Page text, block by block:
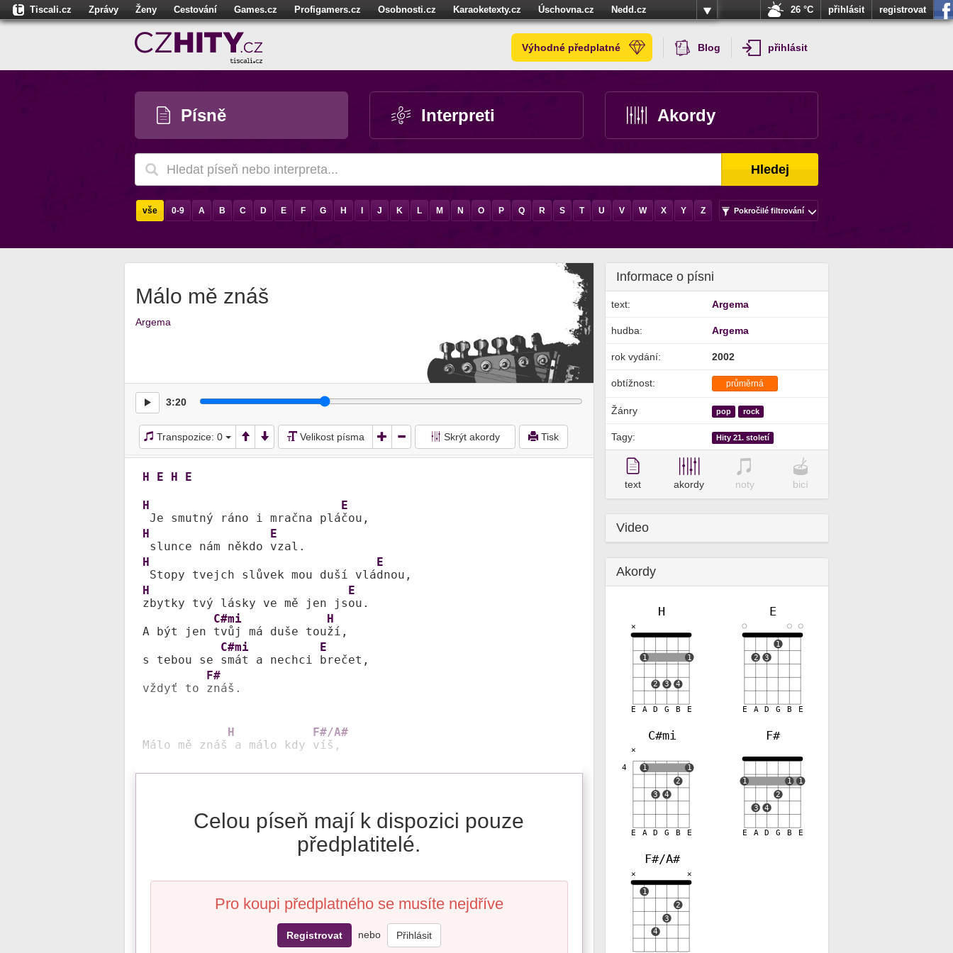
Tiscali.cz Zprávy Ženy Cestování Games.cz Profigamers.cz Osobnosti.cz Karaoketexty.cz Úschovna.cz
Nedd.cz
Sport Dokina.cz CZhity.cz
26 °C přihlásit registrovat
Výhodné předplatné Blog přihlásit
Písně Interpreti Akordy
Hledej
vše 0-9 A B C D E F G H J K L M N O P Q R S T U V W X Y Z Pokročilé filtrování
Málo mě znáš
Argema
3:20
Transpozice: 0 Velikost písma Skrýt akordy Tisk
H E H E
H
Je smutný ráno i mračna plá
E
H
slunce nám někdo
E
H
Stopy tvejch slůvek mou duší vlá
E
H
zbytky tvý lásky ve mě jen js
E
ou.
A být jen
C#mi
tvůj má duše tou
H
ží,
s tebou se
C#mi
smát a nechci
E
brečet,
vždyť to
F#
znáš.
Málo mě znáš
H
a málo kdy
F#/A#
víš,
Celou píseň mají k dispozici pouze
předplatitelé.
Pro koupi předplatného se musíte nejdříve
Registrovat nebo Přihlásit
Informace o písni
text: Argema
hudba: Argema
rok vydání: 2002
obtížnost: průměrná
Žánry pop rock
Tagy: Hity 21. století
text akordy noty bicí
Video
Akordy
H
E A D G B E
✕
1
2 3 4
1
E
E A D G B E
2 3
1
C#mi
4
E A D G B E
✕
1
3 4
2
1
F#
E A D G B E
1
3 4
2
1 1
F#/A#
✕
1
4
3
2
✕